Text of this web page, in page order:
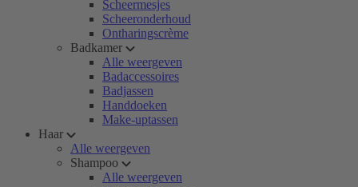
Scheermesjes
Scheeronderhoud
Ontharingscrème
Badkamer
Alle weergeven
Badaccessoires
Badjassen
Handdoeken
Make-uptassen
Haar
Alle weergeven
Shampoo
Alle weergeven